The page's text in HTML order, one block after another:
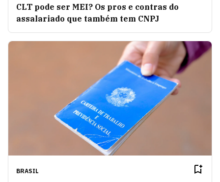
CLT pode ser MEI? Os pros e contras do
assalariado que também tem CNPJ
BRASIL